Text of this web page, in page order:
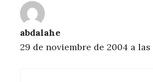
abdalahe
29 de noviembre de 2004 a las